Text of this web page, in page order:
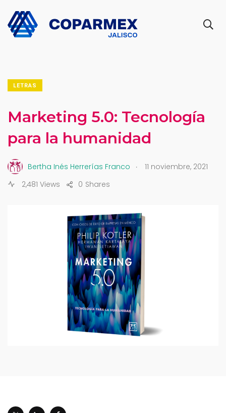
LETRAS
Marketing 5.0: Tecnología
para la humanidad
Bertha Inés Herrerías Franco .
11 noviembre, 2021
2,481 Views
Shares
0